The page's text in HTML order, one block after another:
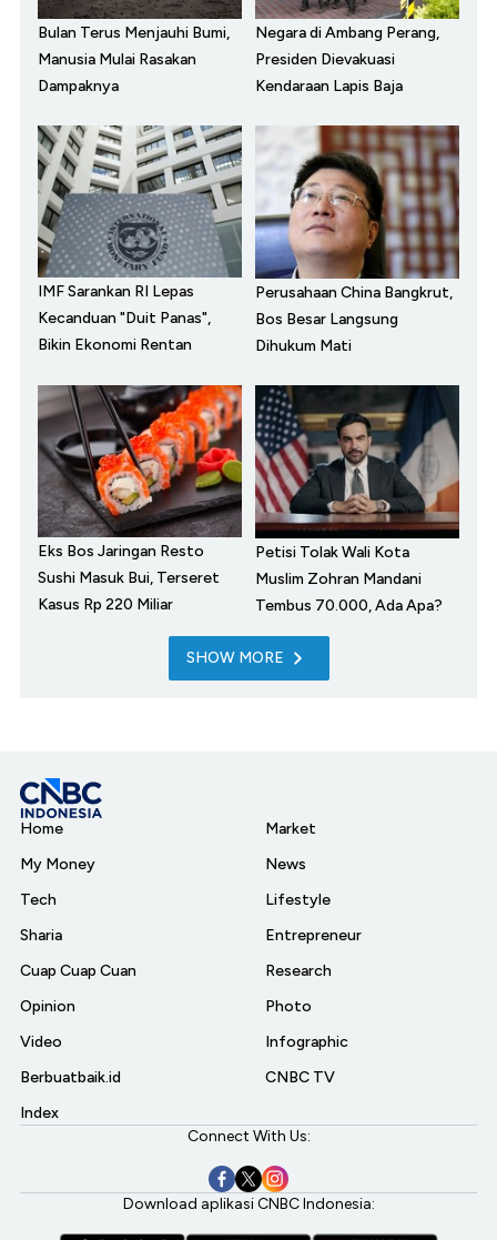
Bulan Terus Menjauhi Bumi,
Manusia Mulai Rasakan
Dampaknya
Negara di Ambang Perang,
Presiden Dievakuasi
Kendaraan Lapis Baja
IMF Sarankan RI Lepas
Kecanduan "Duit Panas",
Bikin Ekonomi Rentan
Perusahaan China Bangkrut,
Bos Besar Langsung
Dihukum Mati
Eks Bos Jaringan Resto
Sushi Masuk Bui, Terseret
Kasus Rp 220 Miliar
Petisi Tolak Wali Kota
Muslim Zohran Mandani
Tembus 70.000, Ada Apa?
SHOW MORE
Home
My Money
Tech
Sharia
Cuap Cuap Cuan
Opinion
Video
Berbuatbaik.id
Index
Market
News
Lifestyle
Entrepreneur
Research
Photo
Infographic
CNBC TV
Connect With Us:
Download aplikasi CNBC Indonesia: